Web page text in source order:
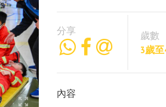
分享
歲數
3歲
內容